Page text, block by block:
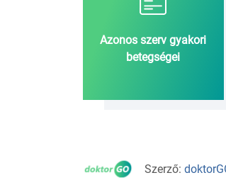
Azonos szerv gyakori
betegségei
Szerző: